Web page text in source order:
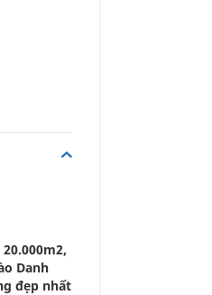
Danh
đẹp nhất